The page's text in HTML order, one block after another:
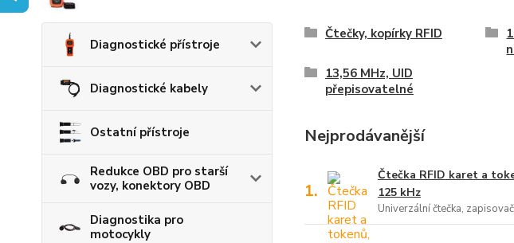
Diagnostické přístroje
Diagnostické kabely
Ostatní přístroje
Redukce OBD pro starší
vozy, konektory OBD
Diagnostika pro
motocykly
Čtečky, kopírky RFID
13,56 MHz, UID
přepisovatelné
Nejprodávanější
1.
Čtečka RFID karet a
125 kHz
Univerzální čtečka,